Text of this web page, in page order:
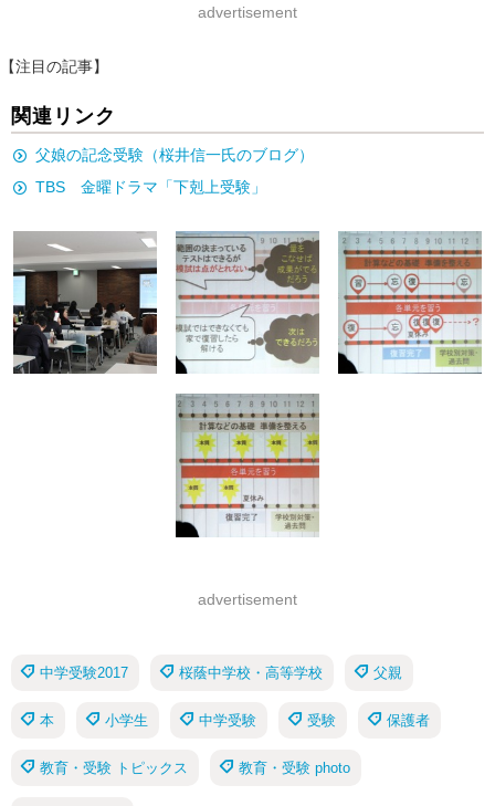
advertisement
【注目の記事】
関連リンク
父娘の記念受験（桜井信一氏のブログ）
TBS 金曜ドラマ「下剋上受験」
advertisement
中学受験2017 桜蔭中学校・高等学校 父親
本 小学生 中学受験 受験 保護者
教育・受験 トピックス 教育・受験 photo